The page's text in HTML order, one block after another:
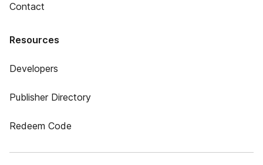
Contact
Resources
Developers
Publisher Directory
Redeem Code